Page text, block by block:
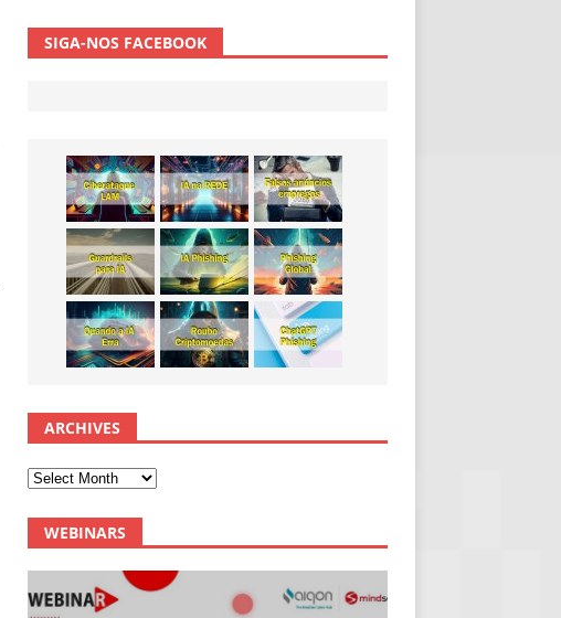
SIGA-NOS FACEBOOK
ARCHIVES
WEBINARS